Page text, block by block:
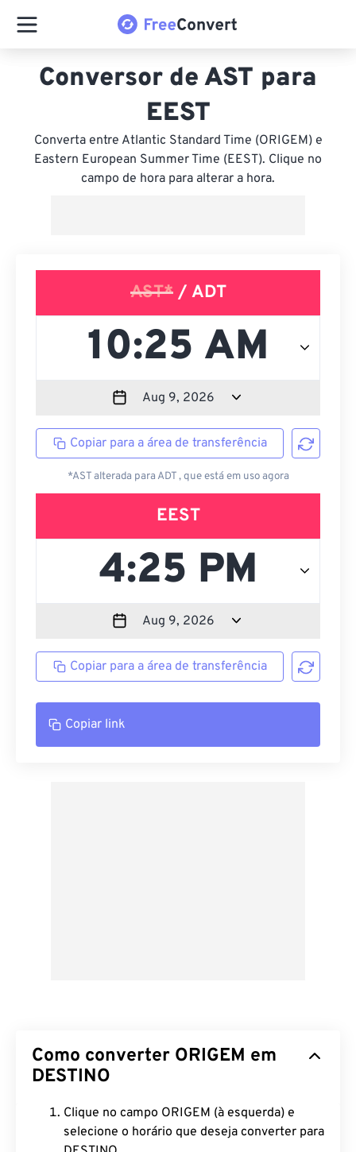
Conversor de AST para
EEST
Converta entre Atlantic Standard Time (ORIGEM) e
Eastern European Summer Time (EEST). Clique no
campo de hora para alterar a hora.
AST*/ ADT
Copiar para a área de transferência
*AST alterada para ADT , que está em uso agora
EEST
Copiar para a área de transferência
Copiar link
Como converter ORIGEM em
DESTINO
Clique no campo ORIGEM (à esquerda) e
selecione o horário que deseja converter para